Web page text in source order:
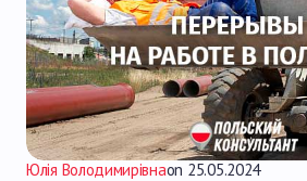
Юлія Володимирівнаon 25.05.2024